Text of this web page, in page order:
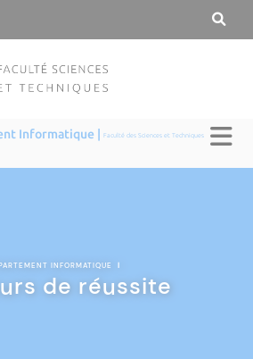
Informatique |Faculté des Sciences et Techniques
INFORMATIQUE |
de réussite